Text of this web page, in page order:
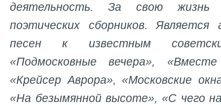
деятельность. За свою
поэтических сборников.
песен к известным
«Подмосковные вечера»,
«Крейсер Аврора», «Московские
«На безымянной высоте», «С чего